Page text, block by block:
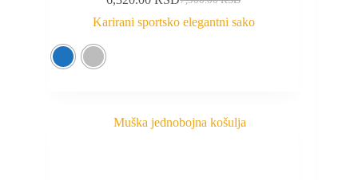
Karirani sportsko elegantni sako